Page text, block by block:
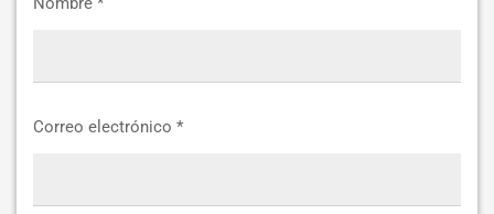
Correo electrónico *